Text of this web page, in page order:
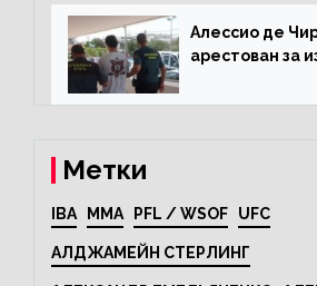
Алессио де
арестован за
Метки
IBA MMA PFL / WSOF UFC
АЛДЖАМЕЙН СТЕРЛИНГ